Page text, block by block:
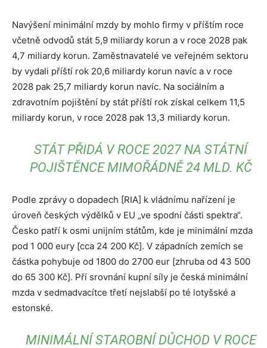
Navýšení minimální mzdy by mohlo firmy v příštím roce
včetně odvodů stát 5,9 miliardy korun a v roce 2028 pak
4,7 miliardy korun. Zaměstnavatelé ve veřejném sektoru
by vydali příští rok 20,6 miliardy korun navíc a v roce
2028 pak 25,7 miliardy korun navíc. Na sociálním a
zdravotním pojištění by stát příští rok získal celkem 11,5
miliardy korun, v roce 2028 pak 13,3 miliardy korun.
STÁT PŘIDÁ V ROCE 2027 NA STÁTNÍ
POJIŠTĚNCE MIMOŘÁDNĚ 24 MLD. KČ
Podle zprávy o dopadech [RIA] k vládnímu nařízení je
úroveň českých výdělků v EU „ve spodní části spektra“.
Česko patří k osmi unijním státům, kde je minimální mzda
pod 1 000 eury [cca 24 200 Kč]. V západních zemích se
částka pohybuje od 1800 do 2700 eur [zhruba od 43 500
do 65 300 Kč]. Pří srovnání kupní síly je česká minimální
mzda v sedmadvacítce třetí nejslabší po té lotyšské a
estonské.
MINIMÁLNÍ STAROBNÍ DŮCHOD V ROCE